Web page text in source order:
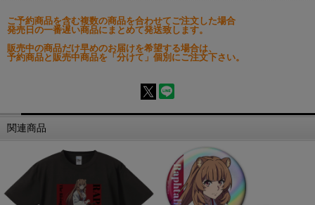
ご予約商品を含む複数の商品を合わせてご注文した場合
発売日の一番遅い商品にまとめて発送致します。
販売中の商品だけ早めのお届けを希望する場合は、
予約商品と販売中商品を「分けて」個別にご注文下さい。
関連商品